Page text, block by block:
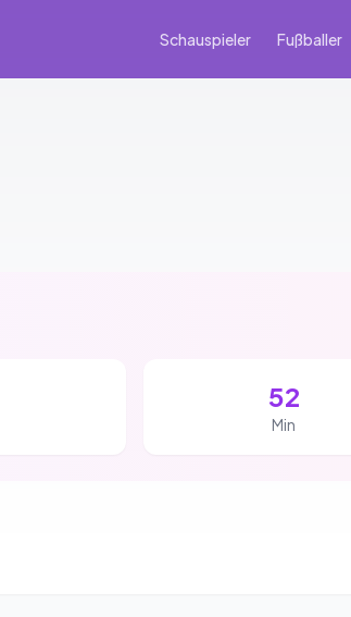
Schauspieler Fußballer
52
Min